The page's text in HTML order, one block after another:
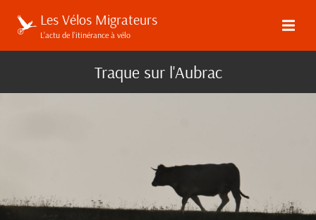
Les Vélos Migrateurs
L’actu de l’itinérance à vélo
Traque sur l'Aubrac